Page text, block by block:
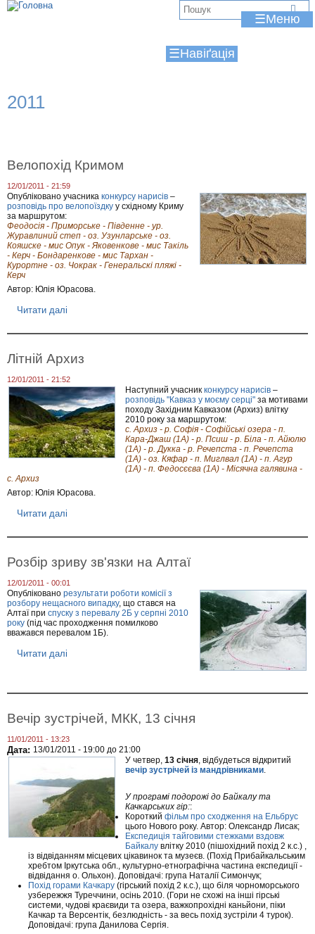
Jump to navigation
☰
☰
2011
Велопохід Кримом
12/01/2011 - 21:59
Опубліковано учасника конкурсу нарисів –
розповідь про велопоїздку у східному Криму
за маршрутом:
Феодосія - Приморське - Південне - ур.
Журавлиний степ - оз. Узунларське - оз.
Кояшске - мис Опук - Яковенкове - мис Такіль
- Керч - Бондаренкове - мис Тархан -
Курортне - оз. Чокрак - Генеральскі пляжі -
Керч
Автор: Юлія Юрасова.
Читати далі
о
л
п
о
х
і
д
К
р
и
м
Літній Архиз
12/01/2011 - 21:52
Наступний учасник конкурсу нарисів–
розповідь "Кавказ у моєму серці"за мотивами
походу Західним Кавказом (Архиз) влітку
2010 року за маршрутом:
с. Архиз - р. Софія - Софійські озера - п.
Кара-Джаш (1А) - р. Псиш - р. Біла - п. Айюлю
(1А) - р. Дукка - р. Речепста - п. Речепста
(1А) - оз. Кяфар - п. Миглвал (1А) - п. Агур
(1А) - п. Федосєєва (1А) - Місячна галявина -
с. Архиз
Автор: Юлія Юрасова.
Читати далі
о
т
і
й
А
р
х
Розбір зриву зв'язки на Алтаї
12/01/2011 - 00:01
Опубліковано результати роботи комісії з
розбору нещасного випадку, що стався на
Алтаї при спуску з перевалу 2Б у серпні 2010
року (під час проходження помилково
вважався перевалом 1Б).
Читати далі
о
б
р
з
р
в
у
з
в
'
я
к
и
н
а
А
л
т
а
Вечір зустрічей, МКК, 13 січня
11/01/2011 - 13:23
Дата: 13/01/2011 - 19:00 до 21:00
У четвер, 13 січня, відбудеться відкритий
вечір зустрічей із мандрівниками.
У програмі подорожі до Байкалу та
Качкарських гір::
Короткий фільм про сходження на Ельбрус
цього Нового року. Автор: Олександр Лисак;
Експедиція тайговими стежками вздовж
Байкалувлітку 2010 (пішохідний похід 2 к.с.) ,
із відвіданням місцевих цікавинок та музеєв. (Похід Прибайкальським
хребтом Іркутська обл., культурно-етнографічна частина експедиції -
відвідання о. Ольхон). Доповідачі: група Наталії Симончук;
Похід горами Качкару (гірський похід 2 к.с.), що біля чорноморського
узбережжя Туреччини, осінь 2010. (Гори не схожі на інші гірські
системи, чудові краєвиди та озера, важкопрохідні каньйони, піки
Качкар та Версентік, безлюдність - за весь похід зустріли 4 турок).
Доповідачі: група Данилова Сергія.